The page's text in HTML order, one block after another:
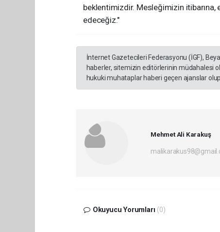
beklentimizdir. Mesleğimizin itibarına,
edeceğiz."
İnternet Gazetecileri Federasyonu (İGF),
haberler, sitemizin editörlerinin müdahalesi
hukuki muhataplar haberi geçen ajanslar
Mehmet Ali Karakuş
Okuyucu Yorumları (0)